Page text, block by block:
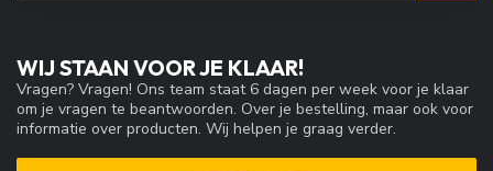
WIJ STAAN VOOR JE KLAAR!
Vragen? Vragen! Ons team staat 6 dagen per week voor je klaar
om je vragen te beantwoorden. Over je bestelling, maar ook voor
informatie over producten. Wij helpen je graag verder.